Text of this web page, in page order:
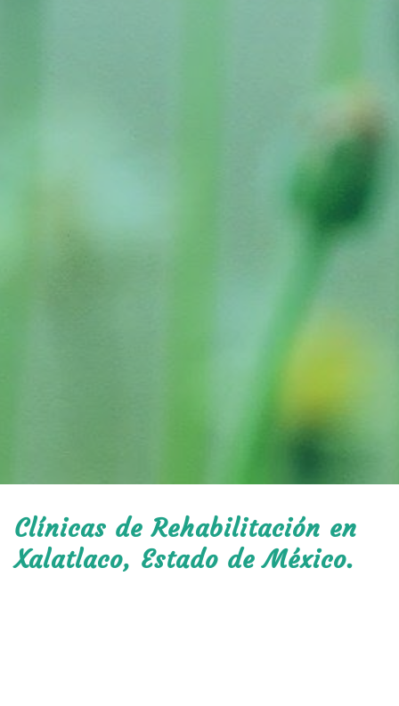
Clínicas de Rehabilitación en
Xalatlaco, Estado de México.